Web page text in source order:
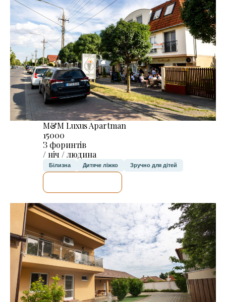
M&M Luxus Apartman
15000
З форинтів
/ ніч / людина
Білизна Дитяче ліжко Зручно для дітей